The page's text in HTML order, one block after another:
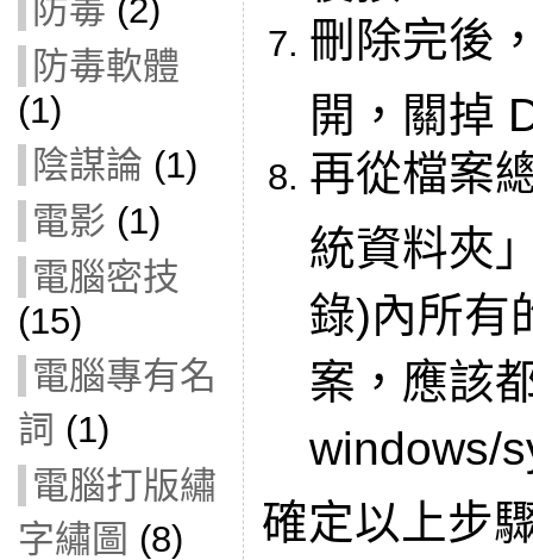
防毒 (2)
防毒軟體
(1)
陰謀論 (1)
電影 (1)
電腦密技
(15)
電腦專有名
詞 (1)
電腦打版繡
字繡圖 (8)
刪除完後
開，關掉
再從檔案
統資料夾
錄)內所有
案，應該
windows/
確定以上步